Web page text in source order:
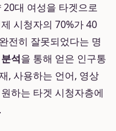
대 여성을 타겟으로
시청자의 70%가 40
전히 잘못되었다는 명
석을 통해 얻은 인구통
, 사용하는 언어, 영상
하는 타겟 시청자층에